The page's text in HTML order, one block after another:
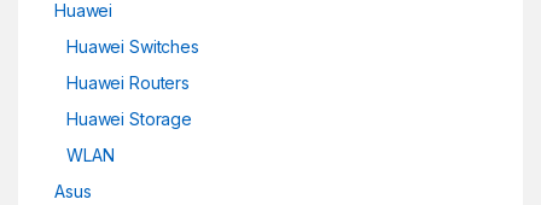
Huawei
Huawei Switches
Huawei Routers
Huawei Storage
WLAN
Asus